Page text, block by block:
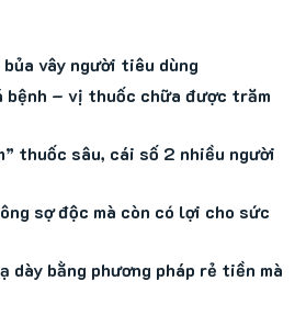
vây người tiêu dùng
bệnh – vị thuốc chữa được trăm
thuốc sâu, cái số 2 nhiều người
sợ độc mà còn có lợi cho sức
dày bằng phương pháp rẻ tiền mà